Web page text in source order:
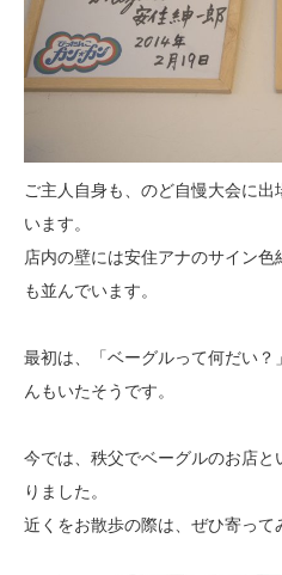
ご主人自身も、のど自慢大会に
います。
店内の壁には安住アナのサイン
も並んでいます。
最初は、「ベーグルって何だい？
んもいたそうです。
今では、秩父でベーグルのお店
りました。
近くをお散歩の際は、ぜひ寄って